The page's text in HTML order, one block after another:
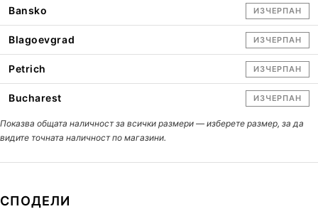
Bansko ИЗЧЕРПАН
Blagoevgrad ИЗЧЕРПАН
Petrich ИЗЧЕРПАН
Bucharest ИЗЧЕРПАН
Показва общата наличност за всички размери — изберете размер, за да
видите точната наличност по магазини.
СПОДЕЛИ